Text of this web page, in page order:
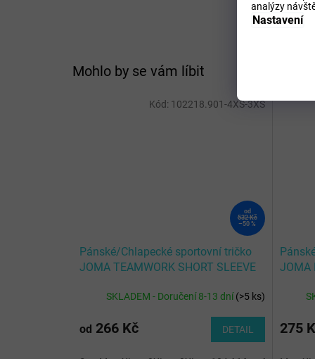
analýzy
Nastavení
Mohlo by se vám líbit
od
532 Kč
–50 %
Pánské/Chlapecké sportovní tričko
JOMA TEAMWORK SHORT SLEEVE
SKLADEM - Doručení 8-13 dní(>5 ks)
od 266 Kč DETAIL
Kód: 102218.901-4XS-3XS
JOMA
275